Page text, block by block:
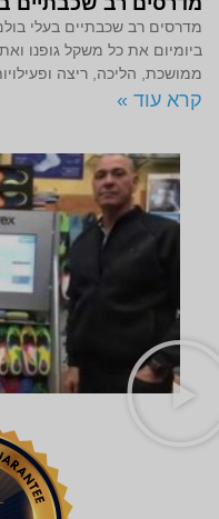
מדרסים רב שכבתיים בעלי
ביומיום את כל משקל גופנו
ממושכת, הליכה, ריצה
קרא עוד »